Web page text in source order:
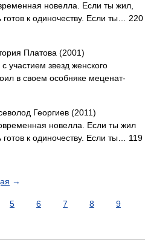
новелла. Если ты жил,
к одиночеству. Если ты… 220
Платова (2001)
участием звезд женского
в своем особняке меценат-
Георгиев (2011)
новелла. Если ты жил
к одиночеству. Если ты… 119
→
5 6 7 8
9